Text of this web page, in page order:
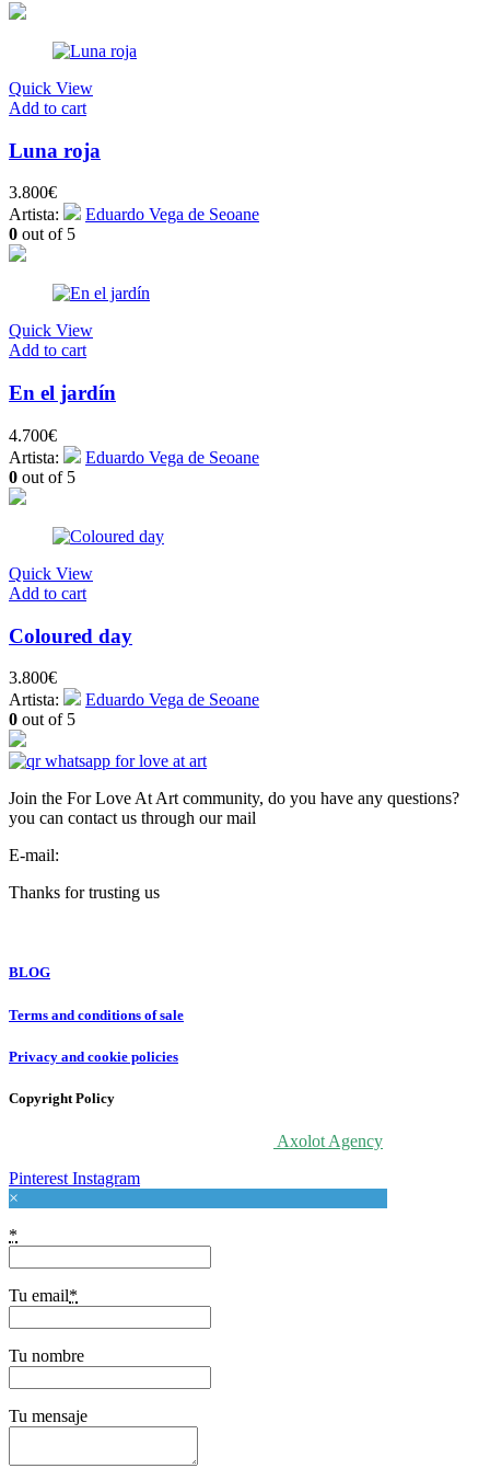
Quick View
Add to cart
Luna roja
3.800€
Artista:
Eduardo Vega de Seoane
0 out of 5
Quick View
Add to cart
En el jardín
4.700€
Artista:
Eduardo Vega de Seoane
0 out of 5
Quick View
Add to cart
Coloured day
3.800€
Artista:
Eduardo Vega de Seoane
0 out of 5
Join the For Love At Art community, do you have any questions?
you can contact us through our mail
E-mail:
Thanks for trusting us
BLOG
Terms and conditions of sale
Privacy and cookie policies
Copyright Policy
Axolot Agency
Pinterest Instagram
×
*
Tu email*
Tu nombre
Tu mensaje